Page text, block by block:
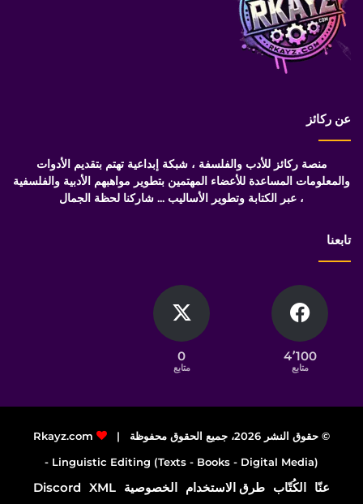
عن ركائز
منصة ركائز للأدب والفلسفة ، شبكة إبداعية تهتم بتقديم الأدوات
والمعلومات المساعدة للأعضاء المهتمين بتطوير مواهبهم الأدبية والفلسفية
، عبر الكتابة وتطوير الأساليب ... شاركنا لحظة الجمال
تابعنا
4٬100
متابع
0
متابع
© حقوق النشر 2026، جميع الحقوق محفوظة |
Rkayz.com
Linguistic Editing (Texts - Books - Digital Media) -
عنّا الكُتّاب طرق الاستخدام الخصوصية XML
Discord